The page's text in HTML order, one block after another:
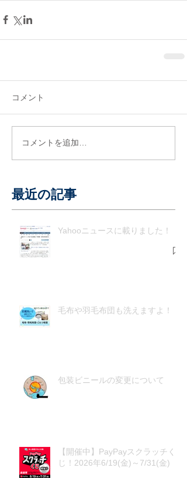
コメント
コメントを追加…
最近の記事
Yahooニュースに載りました！
毛布や羽毛布団も洗えますよ！
包装ビニールの変更について
【開催中】PayPayスクラッチく
じ！2026年6/19(金)～7/31(金)